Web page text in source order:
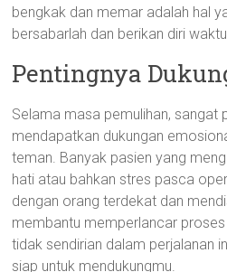
bengkak dan memar adalah hal
bersabarlah dan berikan diri
Pentingnya
Selama masa pemulihan, sangat
mendapatkan dukungan
teman. Banyak pasien yang
hati atau bahkan stres pasca
dengan orang terdekat dan
membantu memperlancar
tidak sendirian dalam perjalanan
siap untuk mendukungmu.